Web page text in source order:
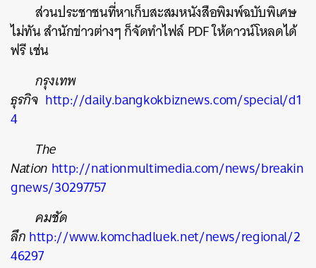
ส่วนประชาชนที่หาเก็บสะสมหนังสือพิมพ์ฉบับพิเศษ
ไม่ทัน สำนักข่าวต่างๆ ก็จัดทำไฟล์ PDF ให้ดาวน์โหลดได้
ฟรี เช่น
กรุงเทพ
ธุรกิจ http://daily.bangkokbiznews.com/special/d1
4
The
Nation http://nationmultimedia.com/news/breakin
gnews/30297757
คมชัด
ลึกhttp://www.komchadluek.net/news/regional/2
46297